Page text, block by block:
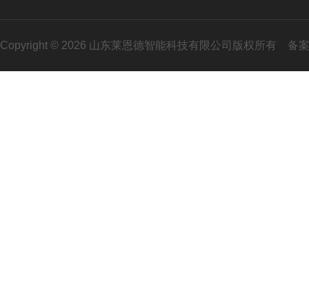
Copyright © 2026 山东莱恩德智能科技有限公司版权所有 备